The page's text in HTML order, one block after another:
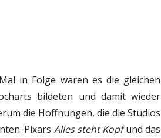
in Folge waren es die gleichen
bildeten und damit wieder
die Hoffnungen, die die Studios
Pixars Alles steht Kopfund das